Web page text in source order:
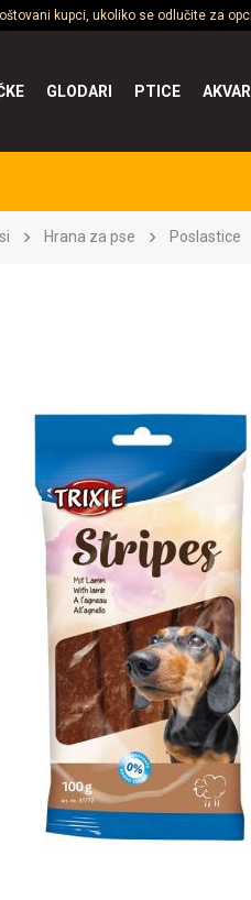
kupci, ukoliko se odlučite za
GLODARI PTICE
Hrana za pse Poslastice